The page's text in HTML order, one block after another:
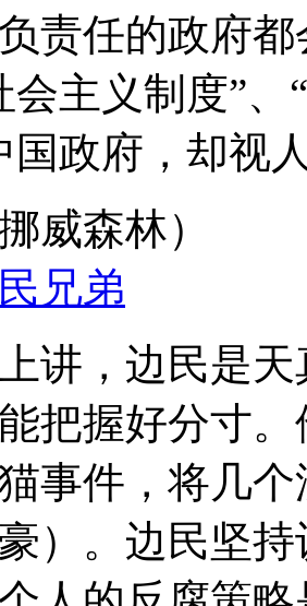
责任的政府
会主义制度”
国政府，却视
威森林）
兄弟
讲，边民是
把握好分寸
事件，将几
）。边民坚